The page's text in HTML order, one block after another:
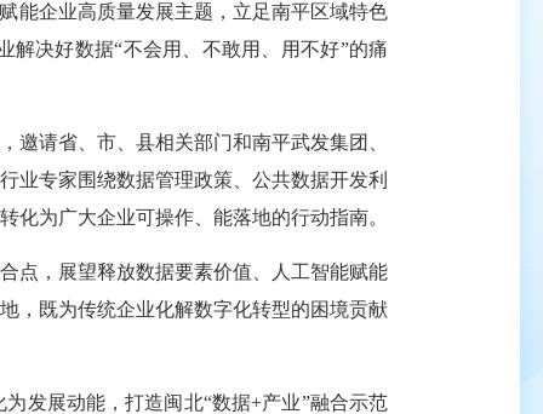
企业高质量发展主题，立足南平区域特色
决好数据“不会用、不敢用、用不好”的痛
请省、市、县相关部门和南平武发集团、
业专家围绕数据管理政策、公共数据开发利
为广大企业可操作、能落地的行动指南。
，展望释放数据要素价值、人工智能赋能
，既为传统企业化解数字化转型的困境贡献
发展动能，打造闽北“数据+产业”融合示范